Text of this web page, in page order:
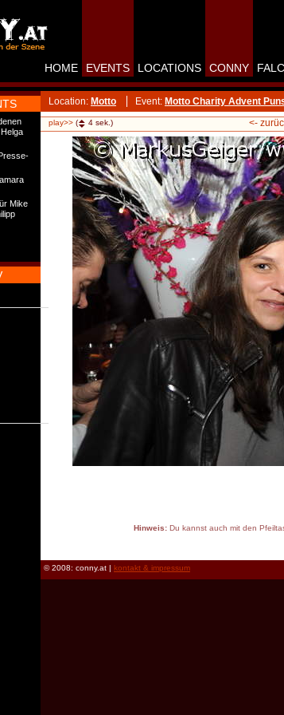
Mike
HOME EVENTS LOCATIONS CONNY
Location: Motto Event: Motto Charity Advent
play>> ( 4 sek.) <-
Hinweis:Du kannst auch mit den
© 2008: conny.at | kontakt & impressum